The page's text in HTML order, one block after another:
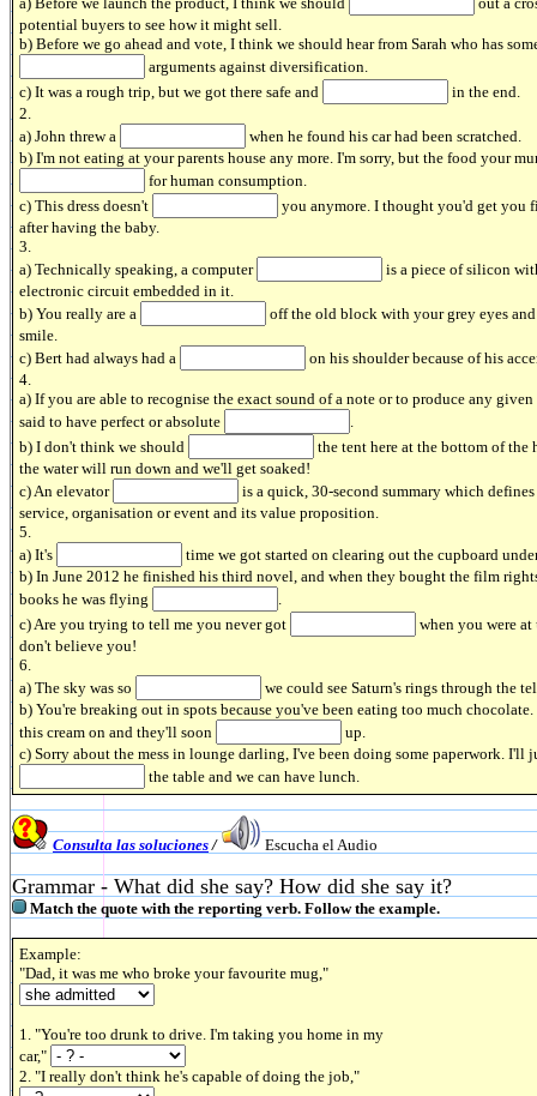
potential buyers to see how it might sell.
b) Before we go ahead and vote, I think we should hear from Sarah who has
arguments against diversification.
c) It was a rough trip, but we got there safe and
in the end.
2.
a) John threw a
when he found his car had been scratched.
b) I'm not eating at your parents house any more. I'm sorry, but the food your
for human consumption.
c) This dress doesn't
you anymore. I thought you'd get you
after having the baby.
3.
a) Technically speaking, a computer
is a piece of silicon
electronic circuit embedded in it.
b) You really are a
off the old block with your grey eyes
smile.
c) Bert had always had a
on his shoulder because of his
4.
a) If you are able to recognise the exact sound of a note or to produce any
said to have perfect or absolute
.
b) I don't think we should
the tent here at the bottom of
the water will run down and we'll get soaked!
c) An elevator
is a quick, 30-second summary which
service, organisation or event and its value proposition.
5.
a) It's
time we got started on clearing out the cupboard
b) In June 2012 he finished his third novel, and when they bought the film
books he was flying
.
c) Are you trying to tell me you never got
when you were
don't believe you!
6.
a) The sky was so
we could see Saturn's rings through the
b) You're breaking out in spots because you've been eating too much chocolate.
this cream on and they'll soon
up.
c) Sorry about the mess in lounge darling, I've been doing some paperwork. I'll
the table and we can have lunch.
Consulta las soluciones/ Escucha el Audio
Grammar - What did she say? How did she say it?
Match the quote with the reporting verb. Follow the example.
Example:
"Dad, it was me who broke your favourite mug,"
1. "You're too drunk to drive. I'm taking you home in my
car,"
2. "I really don't think he's capable of doing the job,"